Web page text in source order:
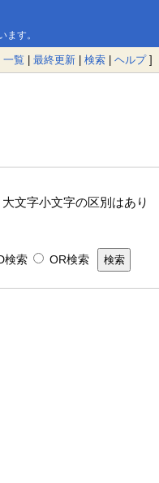
ます。
一覧 | 最終更新 | 検索 | ヘルプ]
文字小文字の区別はあり
検索 OR検索